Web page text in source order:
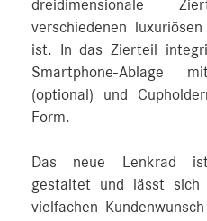
dreidimensionale
verschiedenen
ist. In das Zierteil
Smartphone-Ablage
(optional) und
Form.
Das neue Lenkrad
gestaltet und lässt sich
vielfachen